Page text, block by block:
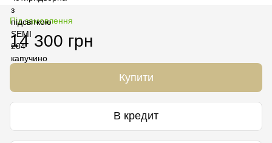
Під замовлення
14 300 грн
Купити
В кредит